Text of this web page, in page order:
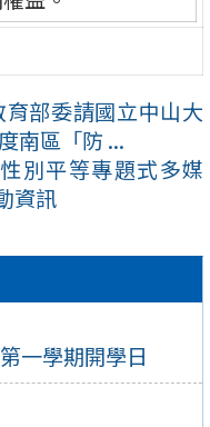
一學期開學日
育部委請國立中山大
南區「防 ...
別平等專題式多媒
資訊